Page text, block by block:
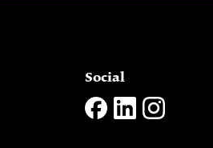
Social